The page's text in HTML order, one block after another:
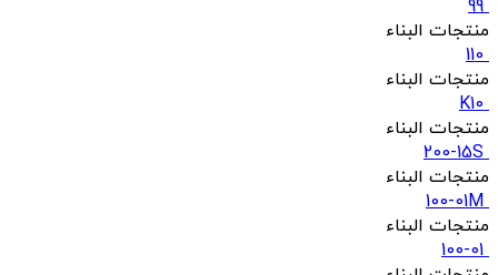
99
منتجات البناء
110
منتجات البناء
K10
منتجات البناء
200-15S
منتجات البناء
100-01M
منتجات البناء
100-01